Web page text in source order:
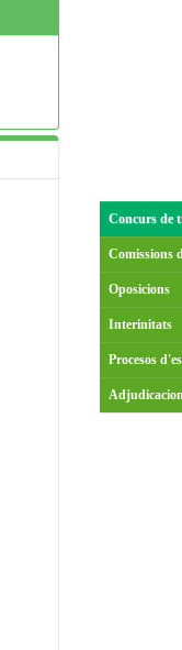
Concurs de
Comissions
Oposicions
Interinitats
Procesos